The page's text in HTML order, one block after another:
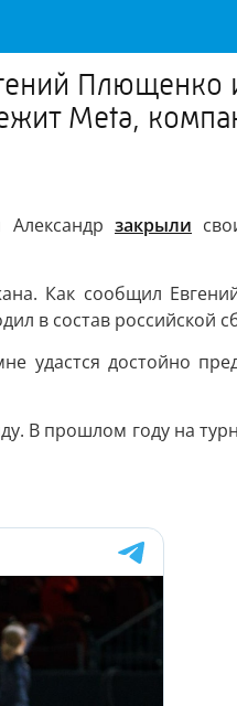
Плющенко
Meta,
закрыли
Как сообщил
в состав российской
удастся достойно
В прошлом году на